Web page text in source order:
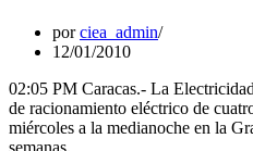
porciea_admin
12/01/2010
02:05 PM Caracas.- La
de racionamiento eléctrico de
miércoles a la medianoche en la
semanas.